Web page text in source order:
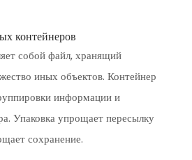
контейнеров
собой файл, хранящий
иных объектов. Контейнер
информации и
Упаковка упрощает пересылку
сохранение.